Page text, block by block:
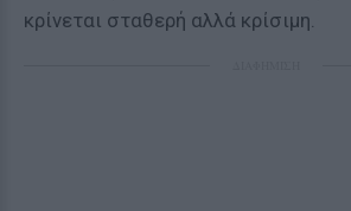
κρίνεται σταθερή αλλά κρίσιμη.